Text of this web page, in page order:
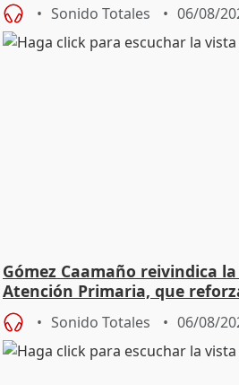
Sonido Totales 06/08/
Gómez Caamaño reivindica
Atención Primaria, que
Sonido Totales 06/08/